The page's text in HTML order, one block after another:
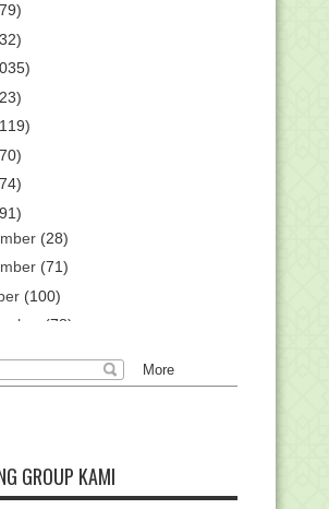
(28)
(71)
(100)
(78)
Peserta PPG PAI 2019
Indonesia
GROUP KAMI